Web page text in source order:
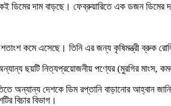
ডিমের দাম বাড়ছে। ফেব্রুয়ারিতে এক ডজন
শতাংশ কমে এসেছে। তিনি এর জন্য কৃষিমন্ত্রী ব্রুক
ছয়টি নিত্যপ্রয়োজনীয় পণ্যের (মুরগির
অন্যান্য দেশকে ডিম রপ্তানি বাড়ানোর আহ্বান
বিচার বিভাগ।